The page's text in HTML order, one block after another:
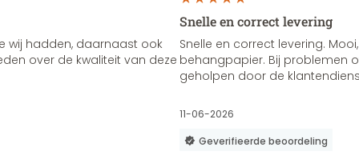
wij hadden, daarnaast ook
over de kwaliteit van deze
Snelle en correct levering
Snelle en correct levering.
behangpapier. Bij problemen
geholpen door de
11-06-2026
Geverifieerde beoordeling